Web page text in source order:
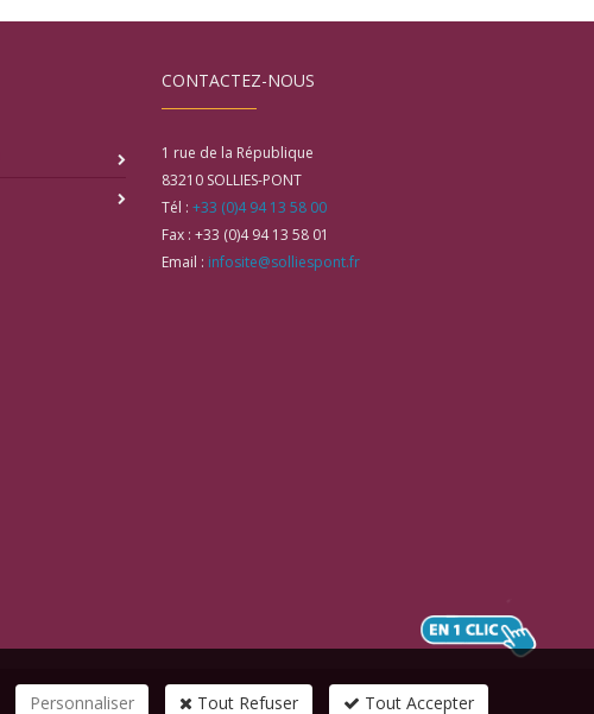
CONTACTEZ-NOUS
1 rue de la République
83210 SOLLIES-PONT
Tél : +33 (0)4 94 13 58 00
Fax : +33 (0)4 94 13 58 01
Email : infosite@solliespont.fr
Personnaliser Tout Refuser Tout Accepter